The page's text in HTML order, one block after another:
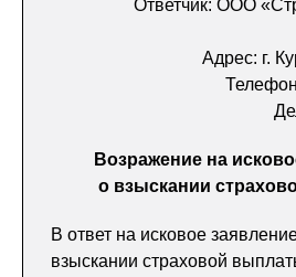
Ответчик: ООО
Адрес: г.
Возражение на
о взыскании
В ответ на исковое
взыскании страховой